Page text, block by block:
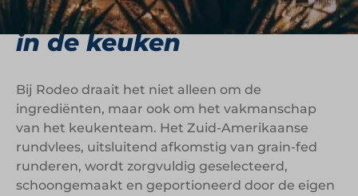
Vakmanschap en passie
in de keuken
Bij Rodeo draait het niet alleen om de
ingrediënten, maar ook om het vakmanschap
van het keukenteam. Het Zuid-Amerikaanse
rundvlees, uitsluitend afkomstig van grain-fed
runderen, wordt zorgvuldig geselecteerd,
schoongemaakt en geportioneerd door de eigen